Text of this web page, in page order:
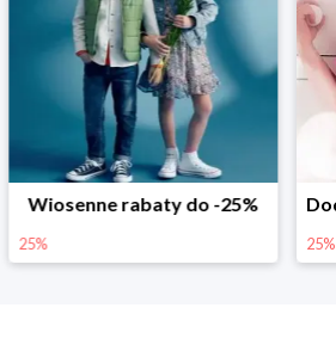
Wiosenne rabaty do -25%
25% 25%